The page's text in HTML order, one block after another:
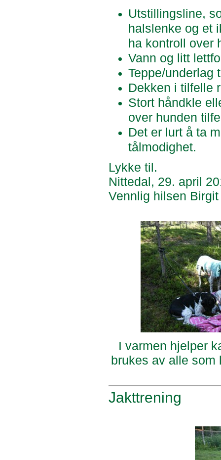
Utstillingsline,
halslenke og et
ha kontroll over
Vann og litt
Teppe/underlag
Dekken i tilfelle
Stort håndkle
over hunden
Det er lurt å ta
tålmodighet.
Lykke til.
Nittedal, 29. april
Vennlig hilsen Birgit
I varmen hjelper
brukes av alle som
Jakttrening